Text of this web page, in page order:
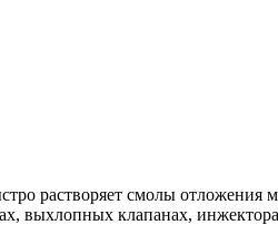
растворяет смолы отложения
выхлопных клапанах,